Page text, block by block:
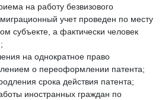
на работу безвизового
учет проведен по месту
субъекте, а фактически человек
на однократное право
о переоформлении патента;
срока действия патента;
иностранных граждан по